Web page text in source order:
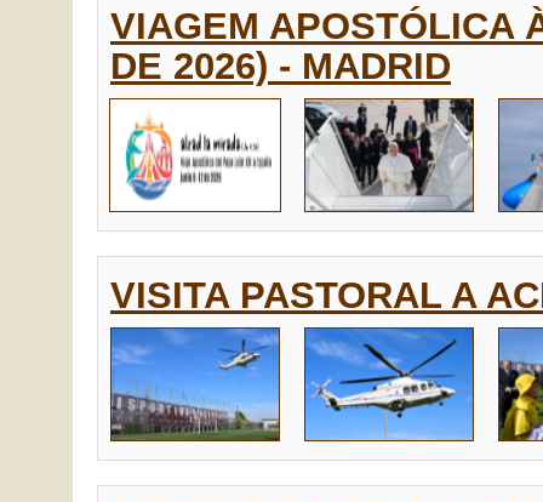
VIAGEM APOSTÓLICA
DE 2026) - MADRID
VISITA PASTORAL A